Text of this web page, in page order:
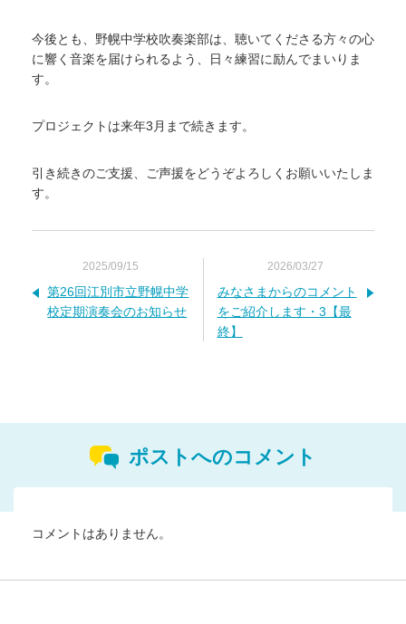
今後とも、野幌中学校吹奏楽部は、聴いてくださる方々の心
に響く音楽を届けられるよう、日々練習に励んでまいりま
す。
プロジェクトは来年3月まで続きます。
引き続きのご支援、ご声援をどうぞよろしくお願いいたしま
す。
2025/09/15
第26回江別市立野幌中学
校定期演奏会のお知らせ
2026/03/27
みなさまからのコメント
をご紹介します・3【最
終】
ポストへのコメント
コメントはありません。